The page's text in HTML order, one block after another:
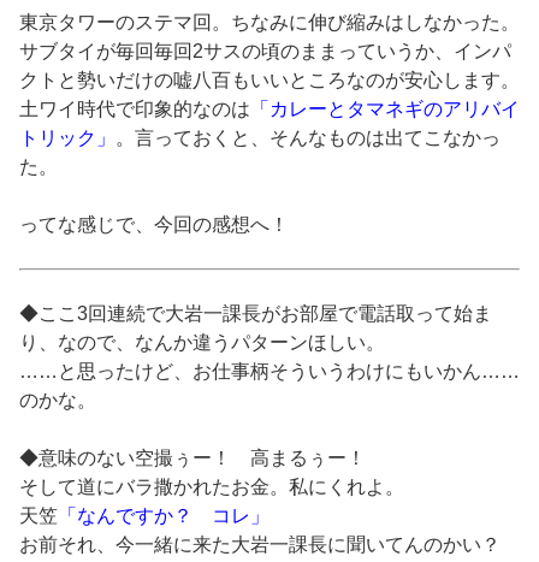
東京タワーのステマ回。ちなみに伸び縮みはしなかった。
サブタイが毎回毎回2サスの頃のままっていうか、インパ
クトと勢いだけの嘘八百もいいところなのが安心します。
土ワイ時代で印象的なのは 「カレーとタマネギのアリバイ
トリック」
。言っておくと、そんなものは出てこなかっ
た。
ってな感じで、今回の感想へ！
◆ここ3回連続で大岩一課長がお部屋で電話取って始ま
り、なので、なんか違うパターンほしい。
……と思ったけど、お仕事柄そういうわけにもいかん……
のかな。
◆意味のない空撮ぅー！ 高まるぅー！
そして道にバラ撒かれたお金。私にくれよ。
天笠 「なんですか？ コレ」
お前それ、今一緒に来た大岩一課長に聞いてんのかい？